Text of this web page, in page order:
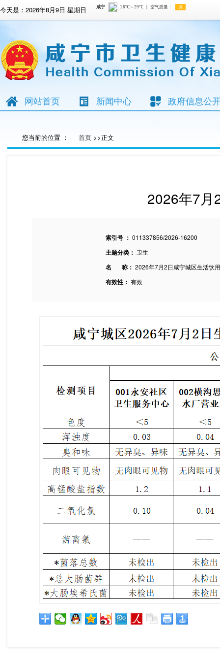
今天是： 2026年8月9日 星期日
网站首页 新闻中心 政府信息公
您当前的位置 ： 首页 >>正文
2026年7月
索引号 ： 011337856/2026-16200
主题分类： 卫生
名 称： 2026年7月2日咸宁城区生活饮
有效性： 有效